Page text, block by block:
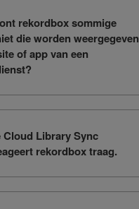
rekordbox sommige
die worden weergegeven
of app van een
Cloud Library Sync
rekordbox traag.